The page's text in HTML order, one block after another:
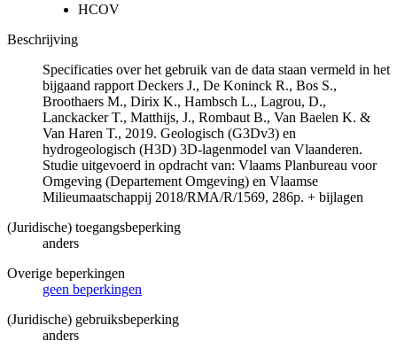
HCOV
Beschrijving
Specificaties over het gebruik van de data staan vermeld in het
bijgaand rapport Deckers J., De Koninck R., Bos S.,
Broothaers M., Dirix K., Hambsch L., Lagrou, D.,
Lanckacker T., Matthijs, J., Rombaut B., Van Baelen K. &
Van Haren T., 2019. Geologisch (G3Dv3) en
hydrogeologisch (H3D) 3D-lagenmodel van Vlaanderen.
Studie uitgevoerd in opdracht van: Vlaams Planbureau voor
Omgeving (Departement Omgeving) en Vlaamse
Milieumaatschappij 2018/RMA/R/1569, 286p. + bijlagen
(Juridische) toegangsbeperking
anders
Overige beperkingen
geen beperkingen
(Juridische) gebruiksbeperking
anders